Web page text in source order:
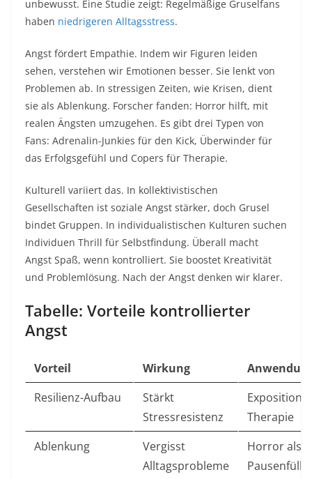
unbewusst. Eine Studie zeigt: Regelmäßige Gruselfans
haben niedrigeren Alltagsstress.​
Angst fördert Empathie. Indem wir Figuren leiden
sehen, verstehen wir Emotionen besser. Sie lenkt von
Problemen ab. In stressigen Zeiten, wie Krisen, dient
sie als Ablenkung. Forscher fanden: Horror hilft, mit
realen Ängsten umzugehen. Es gibt drei Typen von
Fans: Adrenalin-Junkies für den Kick, Überwinder für
das Erfolgsgefühl und Copers für Therapie.​
Kulturell variiert das. In kollektivistischen
Gesellschaften ist soziale Angst stärker, doch Grusel
bindet Gruppen. In individualistischen Kulturen suchen
Individuen Thrill für Selbstfindung. Überall macht
Angst Spaß, wenn kontrolliert. Sie boostet Kreativität
und Problemlösung. Nach der Angst denken wir klarer.​
Tabelle: Vorteile kontrollierter
Angst
Vorteil Wirkung
Resilienz-Aufbau
Stärkt
Stressresistenz
Exposition
Therapie ​
Ablenkung
Vergisst
Alltagsprobleme
Horror als